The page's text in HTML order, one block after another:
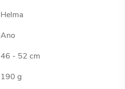
Helma
Ano
46 - 52 cm
190 g